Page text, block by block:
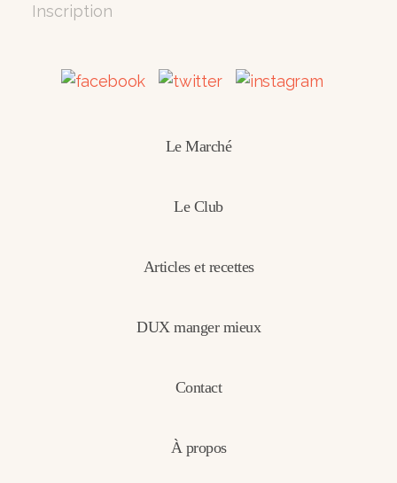
Inscription
Le Marché
Le Club
Articles et recettes
DUX manger mieux
Contact
À propos